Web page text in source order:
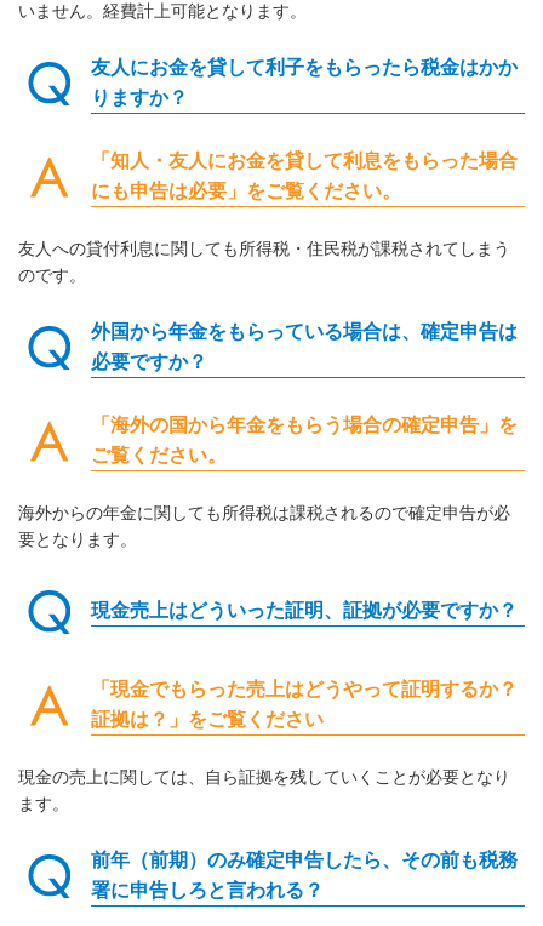
いません。経費計上可能となります。
友人にお金を貸して利子をもらったら税金はかか
りますか？
「知人・友人にお金を貸して利息をもらった場合
にも申告は必要」をご覧ください。
友人への貸付利息に関しても所得税・住民税が課税されてしまう
のです。
外国から年金をもらっている場合は、確定申告は
必要ですか？
「海外の国から年金をもらう場合の確定申告」を
ご覧ください。
海外からの年金に関しても所得税は課税されるので確定申告が必
要となります。
現金売上はどういった証明、証拠が必要ですか？
「現金でもらった売上はどうやって証明するか？
証拠は？」をご覧ください
現金の売上に関しては、自ら証拠を残していくことが必要となり
ます。
前年（前期）のみ確定申告したら、その前も税務
署に申告しろと言われる？